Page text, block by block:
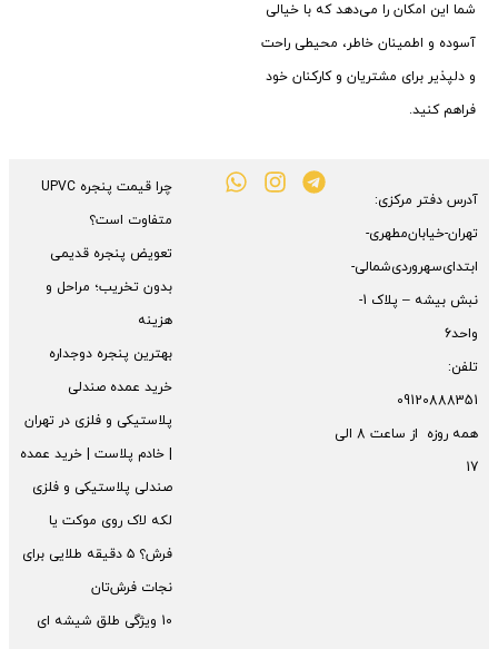
شما این امکان را می‌دهد که با خیالی
آسوده و اطمینان خاطر، محیطی راحت
و دلپذیر برای مشتریان و کارکنان خود
فراهم کنید.
آدرس دفتر مرکزی:
تهران-خیابان‌مطهری-
ابتدای‌سهروردی‌شمالی-
نبش بیشه – پلاک 1-
واحد6
تلفن:
09120888351
همه روزه از ساعت 8 الی
17
چرا قیمت پنجره UPVC
متفاوت است؟
تعویض پنجره قدیمی
بدون تخریب؛ مراحل و
هزینه
بهترین پنجره دوجداره
خرید عمده صندلی
پلاستیکی و فلزی در تهران
| خادم پلاست | خرید عمده
صندلی پلاستیکی و فلزی
لکه لاک روی موکت یا
فرش؟ ۵ دقیقه طلایی برای
نجات فرش‌تان
10 ویژگی طلق شیشه ای